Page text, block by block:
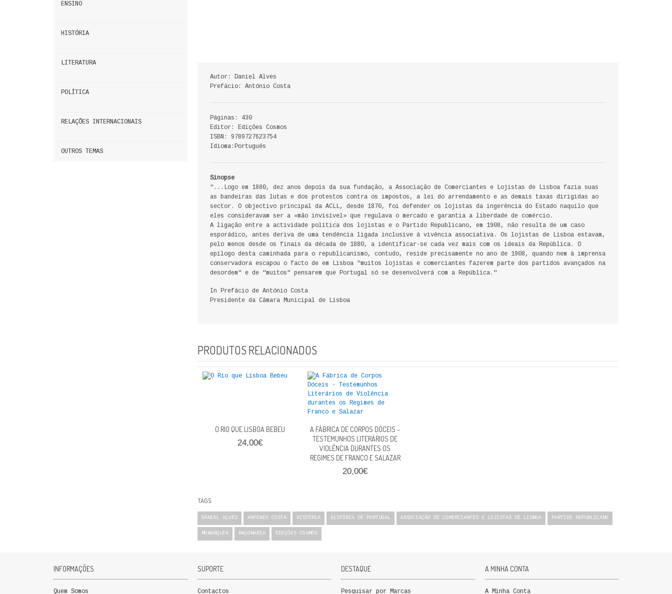
ENSINO
HISTÓRIA
LITERATURA
POLÍTICA
RELAÇÕES INTERNACIONAIS
OUTROS TEMAS
Autor: Daniel Alves
Prefácio: António Costa
Páginas: 430
Editor: Edições Cosmos
ISBN: 9789727623754
Idioma:Português
Sinopse
"...Logo em 1880, dez anos depois da sua fundação, a Associação de Comerciantes e Lojistas de Lisboa fazia suas
as bandeiras das lutas e dos protestos contra os impostos, a lei do arrendamento e as demais taxas dirigidas ao
sector. O objectivo principal da ACLL, desde 1870, foi defender os lojistas da ingerência do Estado naquilo que
eles consideravam ser a «mão invisível» que regulava o mercado e garantia a liberdade de comércio.
A ligação entre a actividade política dos lojistas e o Partido Republicano, em 1908, não resulta de um caso
esporádico, antes deriva de uma tendência ligada inclusive à vivência associativa. Os lojistas de Lisboa estavam,
pelo menos desde os finais da década de 1880, a identificar-se cada vez mais com os ideais da República. O
epílogo desta caminhada para o republicanismo, contudo, reside precisamente no ano de 1908, quando nem à imprensa
conservadora escapou o facto de em Lisboa "muitos lojistas e comerciantes fazerem parte dos partidos avançados na
desordem" e de "muitos" pensarem que Portugal só se desenvolverá com a República."
In Prefácio de António Costa
Presidente da Câmara Municipal de Lisboa
PRODUTOS RELACIONADOS
O RIO QUE LISBOA BEBEU
24,00€
A FÁBRICA DE CORPOS DÓCEIS -
TESTEMUNHOS LITERÁRIOS DE
VIOLÊNCIA DURANTES OS
REGIMES DE FRANCO E SALAZAR
20,00€
TAGS:
DANIEL ALVES ANTÓNIO COSTA HISTÓRIA HISTÓRIA DE PORTUGAL ASSOCIAÇÃO DE COMERCIANTES E LOJISTAS DE LISBOA PARTIDO REPUBLICANO
MONARQUIA MAÇONARIA EDIÇÕES COSMOS
INFORMAÇÕES
Quem Somos
SUPORTE
Contactos
DESTAQUE
Pesquisar por Marcas
A MINHA CONTA
A Minha Conta